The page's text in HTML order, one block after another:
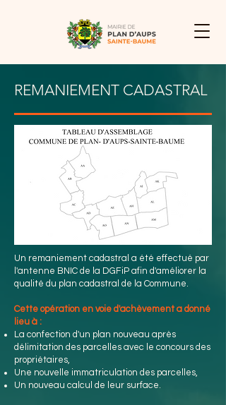
REMANIEMENT CADASTRAL
Un remaniement cadastral a été effectué par
l'antenne BNIC de la DGFiP afin d'améliorer la
qualité du plan cadastral de la Commune.
Cette opération en voie d'achèvement a donné
lieu à :
La confection d'un plan nouveau après
délimitation des parcelles avec le concours des
propriétaires,
Une nouvelle immatriculation des parcelles,
Un nouveau calcul de leur surface.